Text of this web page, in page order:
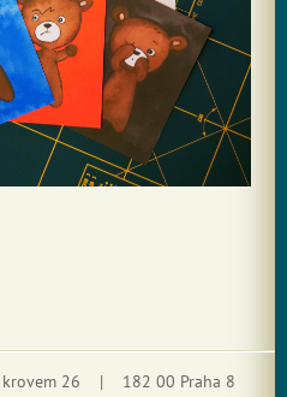
krovem 26 | 182 00 Praha 8